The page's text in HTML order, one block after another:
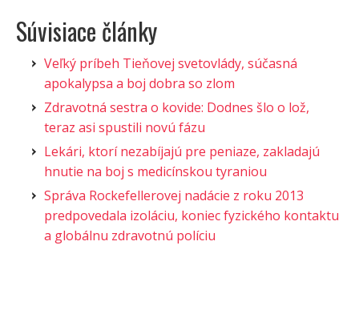
Súvisiace články
Veľký príbeh Tieňovej svetovlády, súčasná
apokalypsa a boj dobra so zlom
Zdravotná sestra o kovide: Dodnes šlo o lož,
teraz asi spustili novú fázu
Lekári, ktorí nezabíjajú pre peniaze, zakladajú
hnutie na boj s medicínskou tyraniou
Správa Rockefellerovej nadácie z roku 2013
predpovedala izoláciu, koniec fyzického kontaktu
a globálnu zdravotnú políciu